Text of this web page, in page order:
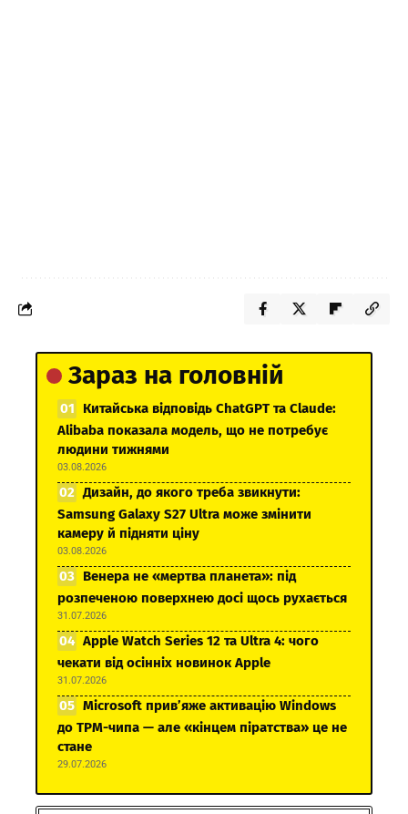
Зараз на головній
Китайська відповідь ChatGPT та Claude:
Alibaba показала модель, що не потребує
людини тижнями
03.08.2026
Дизайн, до якого треба звикнути:
Samsung Galaxy S27 Ultra може змінити
камеру й підняти ціну
03.08.2026
Венера не «мертва планета»: під
розпеченою поверхнею досі щось рухається
31.07.2026
Apple Watch Series 12 та Ultra 4: чого
чекати від осінніх новинок Apple
31.07.2026
Microsoft прив’яже активацію Windows
до TPM-чипа — але «кінцем піратства» це не
стане
29.07.2026